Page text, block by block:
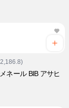
ネール BIB アサヒ